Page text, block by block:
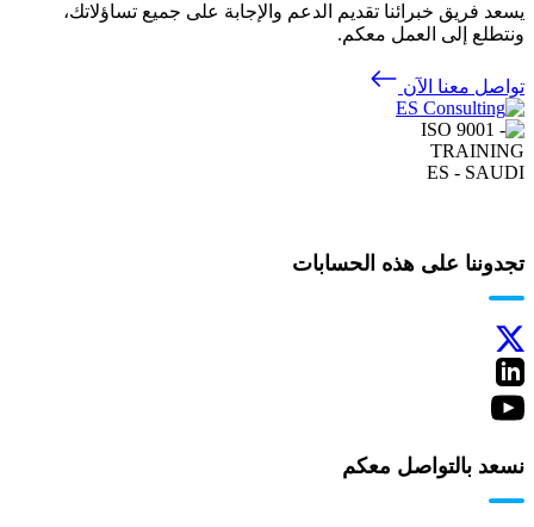
يسعد فريق خبرائنا تقديم الدعم والإجابة على جميع تساؤلاتك،
ونتطلع إلى العمل معكم.
تواصل معنا الآن
تجدوننا على هذه الحسابات
نسعد بالتواصل معكم